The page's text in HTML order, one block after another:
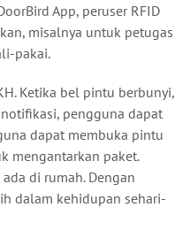
App, peruser RFID
misalnya untuk petugas
pakai.
Ketika bel pintu berbunyi,
pengguna dapat
dapat membuka pintu
mengantarkan paket.
di rumah. Dengan
dalam kehidupan sehari-